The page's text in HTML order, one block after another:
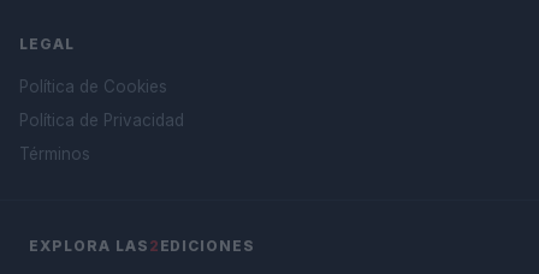
LEGAL
Política de Cookies
Política de Privacidad
Términos
EXPLORA LAS 2 EDICIONES